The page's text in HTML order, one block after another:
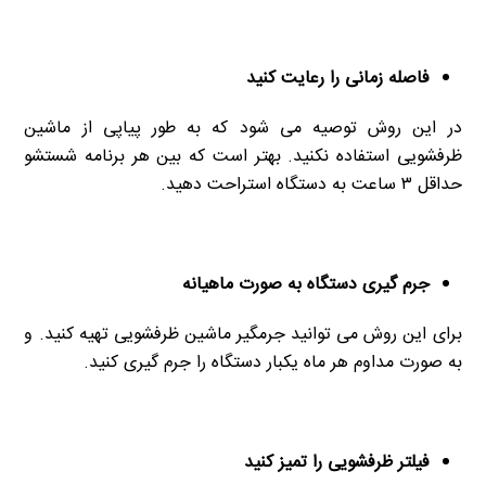
فاصله زمانی را رعایت کنید
در این روش توصیه می شود که به طور پیاپی از ماشین
ظرفشویی استفاده نکنید. بهتر است که بین هر برنامه شستشو
حداقل ۳ ساعت به دستگاه استراحت دهید.
جرم گیری دستگاه به صورت ماهیانه
برای این روش می توانید جرمگیر ماشین ظرفشویی تهیه کنید. و
به صورت مداوم هر ماه یکبار دستگاه را جرم گیری کنید.
فیلتر ظرفشویی را تمیز کنید